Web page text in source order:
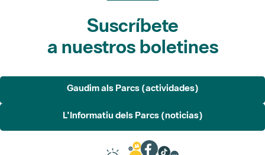
Suscríbete
a nuestros boletines
Gaudim als Parcs (actividades)
L'Informatiu dels Parcs (noticias)